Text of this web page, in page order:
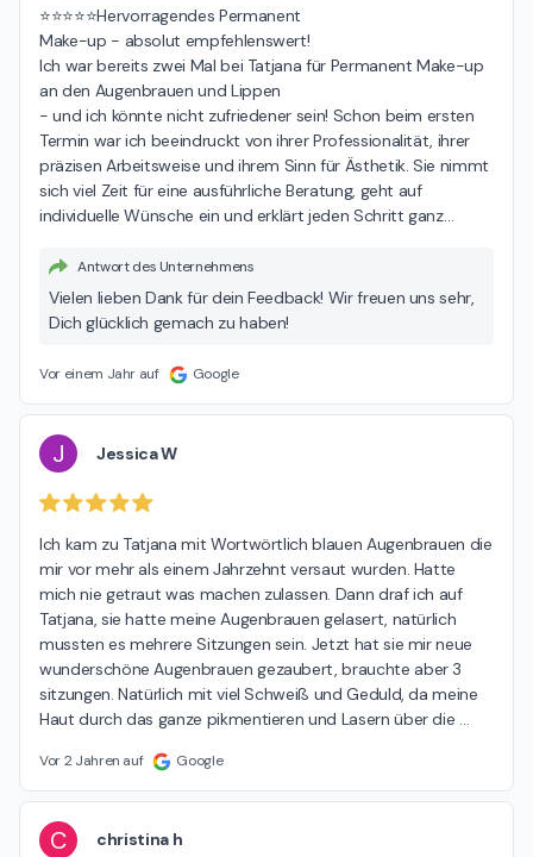
⭐️⭐️⭐️⭐️⭐️Hervorragendes Permanent
Make-up - absolut empfehlenswert!
Ich war bereits zwei Mal bei Tatjana für Permanent Make-up
an den Augenbrauen und Lippen
- und ich könnte nicht zufriedener sein! Schon beim ersten
Termin war ich beeindruckt von ihrer Professionalität, ihrer
präzisen Arbeitsweise und ihrem Sinn für Ästhetik. Sie nimmt
sich viel Zeit für eine ausführliche Beratung, geht auf
individuelle Wünsche ein und erklärt jeden Schritt ganz…
Antwort des Unternehmens
Vielen lieben Dank für dein Feedback! Wir freuen uns sehr,
Dich glücklich gemach zu haben!
Vor einem Jahr auf Google
J Jessica W
Ich kam zu Tatjana mit Wortwörtlich blauen Augenbrauen die
mir vor mehr als einem Jahrzehnt versaut wurden. Hatte
mich nie getraut was machen zulassen. Dann draf ich auf
Tatjana, sie hatte meine Augenbrauen gelasert, natürlich
mussten es mehrere Sitzungen sein. Jetzt hat sie mir neue
wunderschöne Augenbrauen gezaubert, brauchte aber 3
sitzungen. Natürlich mit viel Schweiß und Geduld, da meine
Haut durch das ganze pikmentieren und Lasern über die …
Vor 2 Jahren auf Google
C christina h